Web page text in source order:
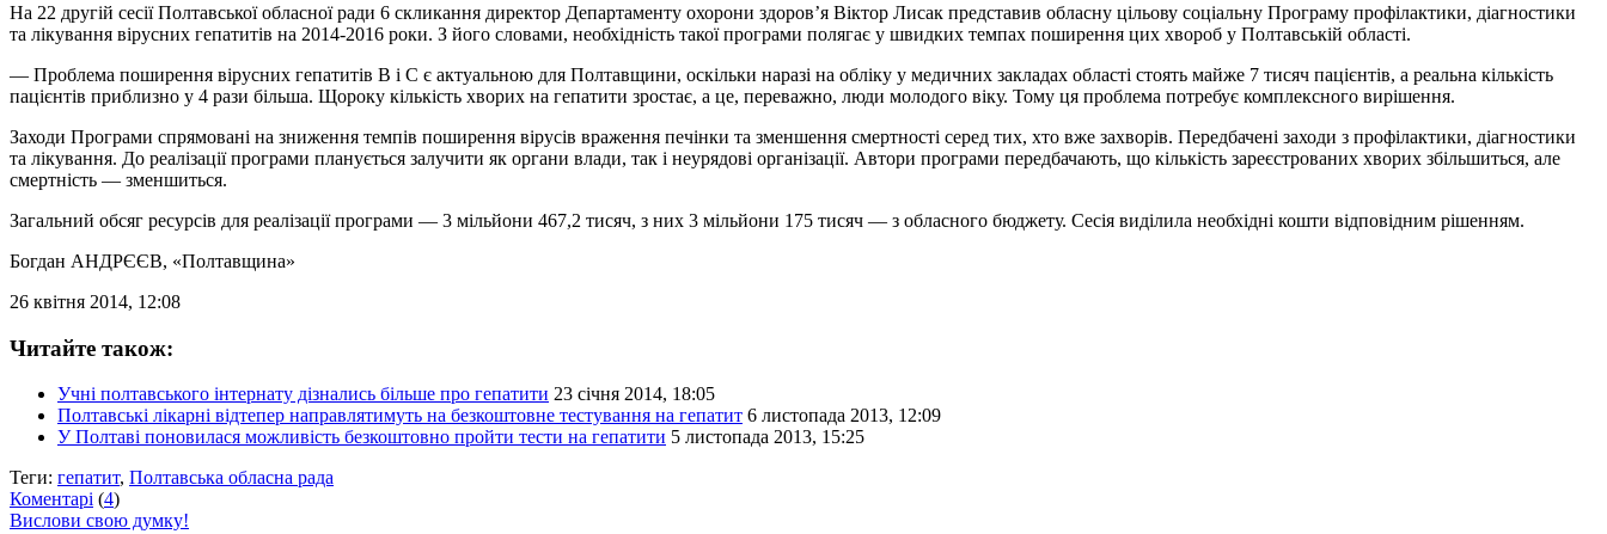
На 22 другій сесії Полтавської обласної ради 6 скликання директор Департаменту охорони здоров’я Віктор Лисак представив обласну цільову соціальну Програму профілактики, діагностики
та лікування вірусних гепатитів на 2014-2016 роки. З його словами, необхідність такої програми полягає у швидких темпах поширення цих хвороб у Полтавській області.
— Проблема поширення вірусних гепатитів В і С є актуальною для Полтавщини, оскільки наразі на обліку у медичних закладах області стоять майже 7 тисяч пацієнтів, а реальна кількість
пацієнтів приблизно у 4 рази більша. Щороку кількість хворих на гепатити зростає, а це, переважно, люди молодого віку. Тому ця проблема потребує комплексного вирішення.
Заходи Програми спрямовані на зниження темпів поширення вірусів враження печінки та зменшення смертності серед тих, хто вже захворів. Передбачені заходи з профілактики, діагностики
та лікування. До реалізації програми планується залучити як органи влади, так і неурядові організації. Автори програми передбачають, що кількість зареєстрованих хворих збільшиться, але
смертність — зменшиться.
Загальний обсяг ресурсів для реалізації програми — 3 мільйони 467,2 тисяч, з них 3 мільйони 175 тисяч — з обласного бюджету. Сесія виділила необхідні кошти відповідним рішенням.
Богдан АНДРЄЄВ, «Полтавщина»
26 квітня 2014, 12:08
Читайте також:
Учні полтавського інтернату дізнались більше про гепатити 23 січня 2014, 18:05
Полтавські лікарні відтепер направлятимуть на безкоштовне тестування на гепатит 6 листопада 2013, 12:09
У Полтаві поновилася можливість безкоштовно пройти тести на гепатити 5 листопада 2013, 15:25
Теги: гепатит, Полтавська обласна рада
Коментарі (4)
Вислови свою думку!